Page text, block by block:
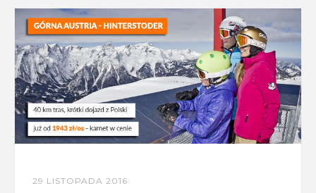
29 LISTOPADA 2016